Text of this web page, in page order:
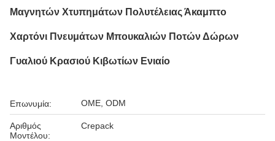
Μαγνητών Χτυπημάτων Πολυτέλειας Άκαμπτο
Χαρτόνι Πνευμάτων Μπουκαλιών Ποτών Δώρων
Γυαλιού Κρασιού Κιβωτίων Ενιαίο
Επωνυμία: OME, ODM
Αριθμός
Μοντέλου:
Crepack